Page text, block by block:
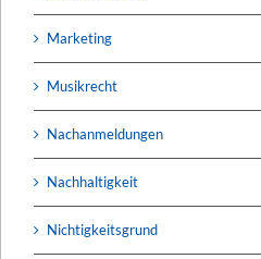
Marketing
Musikrecht
Nachanmeldungen
Nachhaltigkeit
Nichtigkeitsgrund